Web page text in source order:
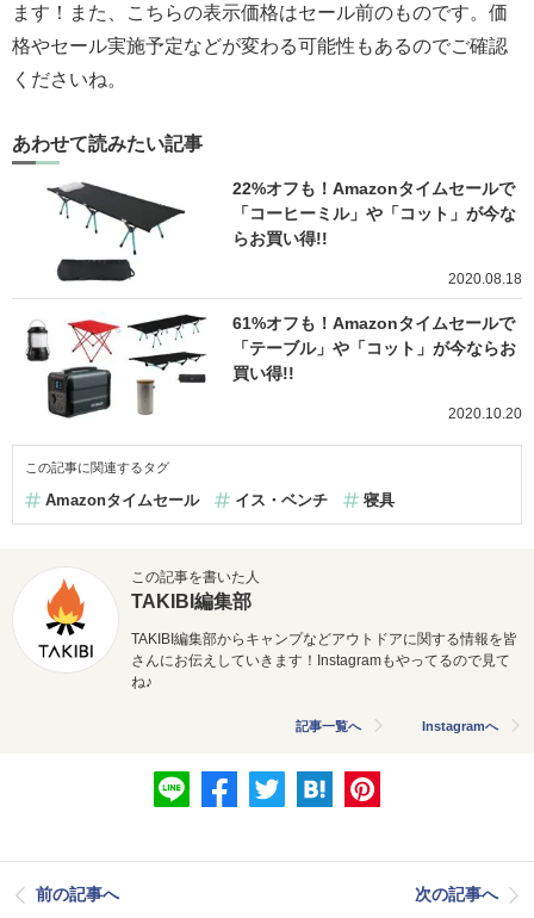
ます！また、こちらの表示価格はセール前のものです。価
格やセール実施予定などが変わる可能性もあるのでご確認
くださいね。
あわせて読みたい記事
22%オフも！Amazonタイムセールで
「コーヒーミル」や「コット」が今な
らお買い得!!
2020.08.18
61%オフも！Amazonタイムセールで
「テーブル」や「コット」が今ならお
買い得!!
2020.10.20
この記事に関連するタグ
Amazonタイムセール イス・ベンチ 寝具
この記事を書いた人
TAKIBI編集部
TAKIBI編集部からキャンプなどアウトドアに関する情報を皆
さんにお伝えしていきます！Instagramもやってるので見て
ね♪
記事一覧へ Instagramへ
前の記事へ 次の記事へ